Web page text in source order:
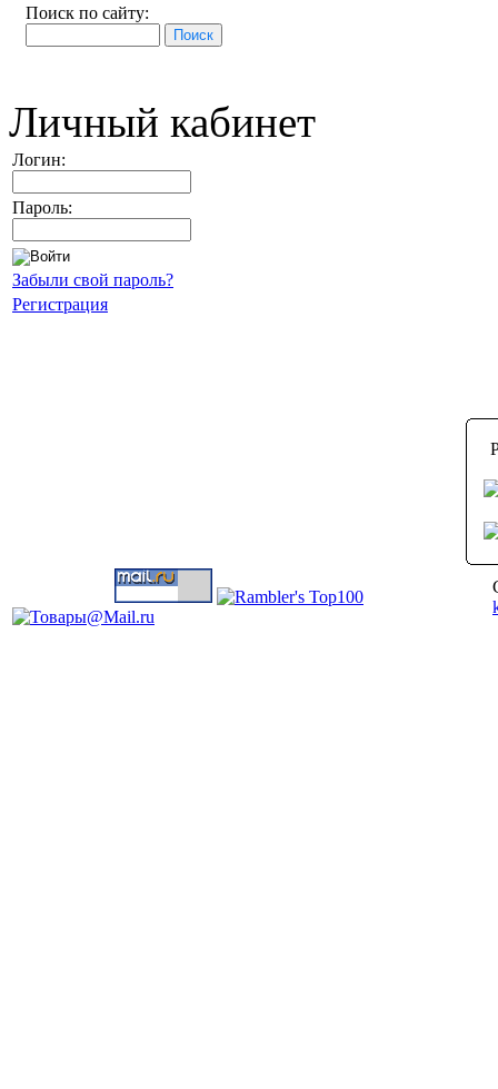
Поиск по сайту:
Личный кабинет
Логин:
Пароль:
Забыли свой пароль?
Регистрация